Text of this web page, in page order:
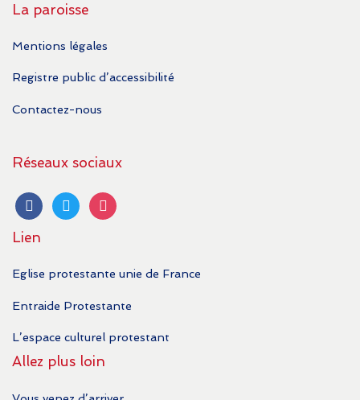
La paroisse
Mentions légales
Registre public d’accessibilité
Contactez-nous
Réseaux sociaux
facebooktwitter instagram
Lien
Eglise protestante unie de France
Entraide Protestante
L’espace culturel protestant
Allez plus loin